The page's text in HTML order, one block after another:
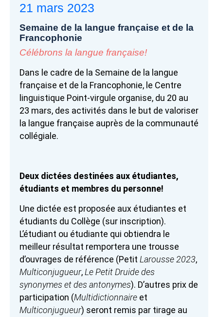
21 mars 2023
Semaine de la langue française et de la
Francophonie
Célébrons la langue française!
Dans le cadre de la Semaine de la langue
française et de la Francophonie, le Centre
linguistique Point-virgule organise, du 20 au
23 mars, des activités dans le but de valoriser
la langue française auprès de la communauté
collégiale.
Deux dictées destinées aux étudiantes,
étudiants et membres du personne!
Une dictée est proposée aux étudiantes et
étudiants du Collège (sur inscription).
L’étudiant ou étudiante qui obtiendra le
meilleur résultat remportera une trousse
d’ouvrages de référence (Petit Larousse 2023,
Multiconjugueur,Le Petit Druide des
synonymes et des antonymes). D’autres prix de
participation (Multidictionnaire et
Multiconjugueur) seront remis par tirage au